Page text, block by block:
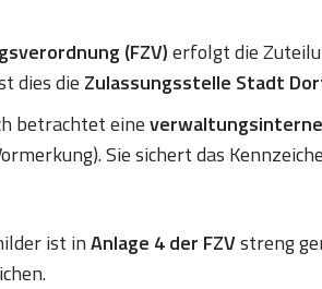
(FZV)erfolgt die
dies die Zulassungsstelle Stadt
betrachtet eine
Sie sichert das
ist inAnlage 4 der FZVstreng